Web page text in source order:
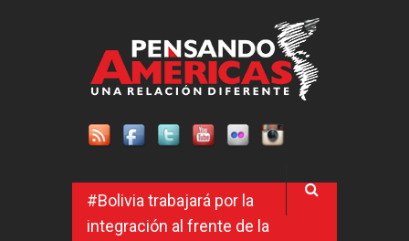
#Bolivia trabajará por la
integración al frente de la